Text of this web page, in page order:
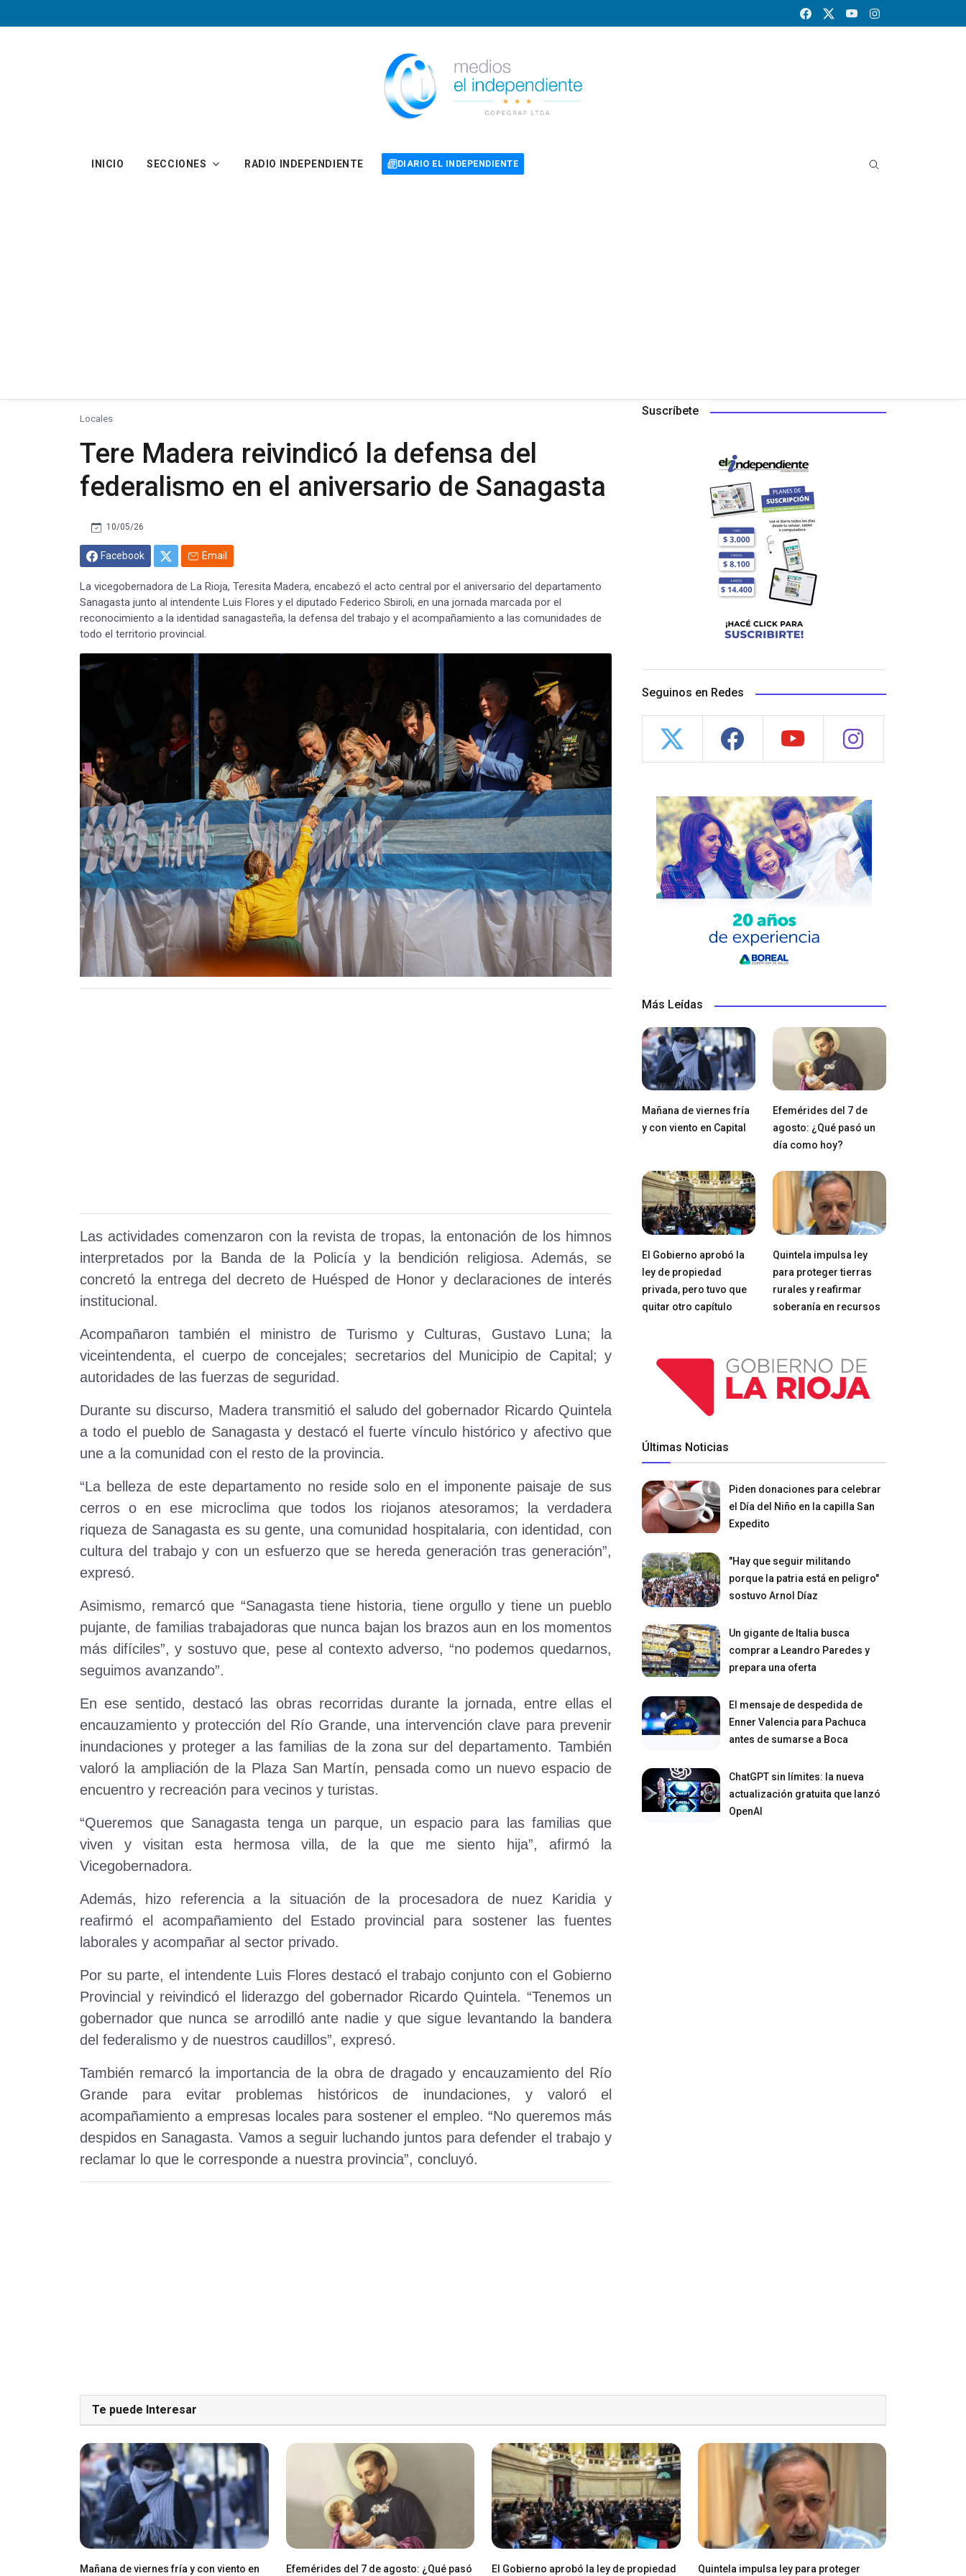
INICIO SECCIONES RADIO INDEPENDIENTE DIARIO EL INDEPENDIENTE
Locales
Tere Madera reivindicó la defensa del
federalismo en el aniversario de Sanagasta
10/05/26
Facebook Email
La vicegobernadora de La Rioja, Teresita Madera, encabezó el acto central por el aniversario del departamento
Sanagasta junto al intendente Luis Flores y el diputado Federico Sbiroli, en una jornada marcada por el
reconocimiento a la identidad sanagasteña, la defensa del trabajo y el acompañamiento a las comunidades de
todo el territorio provincial.
Las actividades comenzaron con la revista de tropas, la entonación de los himnos
interpretados por la Banda de la Policía y la bendición religiosa. Además, se
concretó la entrega del decreto de Huésped de Honor y declaraciones de interés
institucional.
Acompañaron también el ministro de Turismo y Culturas, Gustavo Luna; la
viceintendenta, el cuerpo de concejales; secretarios del Municipio de Capital; y
autoridades de las fuerzas de seguridad.
Durante su discurso, Madera transmitió el saludo del gobernador Ricardo Quintela
a todo el pueblo de Sanagasta y destacó el fuerte vínculo histórico y afectivo que
une a la comunidad con el resto de la provincia.
“La belleza de este departamento no reside solo en el imponente paisaje de sus
cerros o en ese microclima que todos los riojanos atesoramos; la verdadera
riqueza de Sanagasta es su gente, una comunidad hospitalaria, con identidad, con
cultura del trabajo y con un esfuerzo que se hereda generación tras generación”,
expresó.
Asimismo, remarcó que “Sanagasta tiene historia, tiene orgullo y tiene un pueblo
pujante, de familias trabajadoras que nunca bajan los brazos aun en los momentos
más difíciles”, y sostuvo que, pese al contexto adverso, “no podemos quedarnos,
seguimos avanzando”.
En ese sentido, destacó las obras recorridas durante la jornada, entre ellas el
encauzamiento y protección del Río Grande, una intervención clave para prevenir
inundaciones y proteger a las familias de la zona sur del departamento. También
valoró la ampliación de la Plaza San Martín, pensada como un nuevo espacio de
encuentro y recreación para vecinos y turistas.
“Queremos que Sanagasta tenga un parque, un espacio para las familias que
viven y visitan esta hermosa villa, de la que me siento hija”, afirmó la
Vicegobernadora.
Además, hizo referencia a la situación de la procesadora de nuez Karidia y
reafirmó el acompañamiento del Estado provincial para sostener las fuentes
laborales y acompañar al sector privado.
Por su parte, el intendente Luis Flores destacó el trabajo conjunto con el Gobierno
Provincial y reivindicó el liderazgo del gobernador Ricardo Quintela. “Tenemos un
gobernador que nunca se arrodilló ante nadie y que sigue levantando la bandera
del federalismo y de nuestros caudillos”, expresó.
También remarcó la importancia de la obra de dragado y encauzamiento del Río
Grande para evitar problemas históricos de inundaciones, y valoró el
acompañamiento a empresas locales para sostener el empleo. “No queremos más
despidos en Sanagasta. Vamos a seguir luchando juntos para defender el trabajo y
reclamar lo que le corresponde a nuestra provincia”, concluyó.
Suscríbete
Seguinos en Redes
Más Leídas
Mañana de viernes fría
y con viento en Capital
Efemérides del 7 de
agosto: ¿Qué pasó un
día como hoy?
El Gobierno aprobó la
ley de propiedad
privada, pero tuvo que
quitar otro capítulo
Quintela impulsa ley
para proteger tierras
rurales y reafirmar
soberanía en recursos
Últimas Noticias
Piden donaciones para celebrar
el Día del Niño en la capilla San
Expedito
"Hay que seguir militando
porque la patria está en peligro"
sostuvo Arnol Díaz
Un gigante de Italia busca
comprar a Leandro Paredes y
prepara una oferta
El mensaje de despedida de
Enner Valencia para Pachuca
antes de sumarse a Boca
ChatGPT sin límites: la nueva
actualización gratuita que lanzó
OpenAI
Te puede Interesar
Mañana de viernes fría y con viento en Efemérides del 7 de agosto: ¿Qué pasó El Gobierno aprobó la ley de propiedad Quintela impulsa ley para proteger